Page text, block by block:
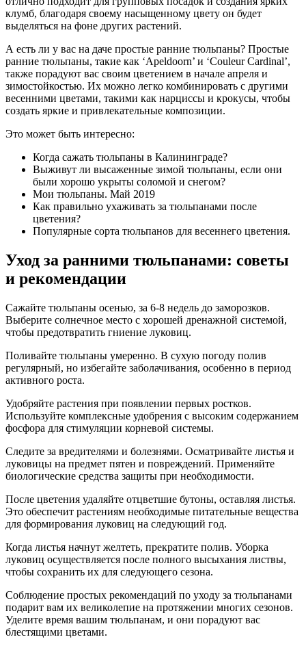
клумб, благодаря своему насыщенному цвету он будет
выделяться на фоне других растений.
А есть ли у вас на даче простые ранние тюльпаны? Простые
ранние тюльпаны, такие как ‘Apeldoorn’ и ‘Couleur Cardinal’,
также порадуют вас своим цветением в начале апреля и
зимостойкостью. Их можно легко комбинировать с другими
весенними цветами, такими как нарциссы и крокусы, чтобы
создать яркие и привлекательные композиции.
Это может быть интересно:
Когда сажать тюльпаны в Калининграде?
Выживут ли высаженные зимой тюльпаны, если они
были хорошо укрыты соломой и снегом?
Мои тюльпаны. Май 2019
Как правильно ухаживать за тюльпанами после
цветения?
Популярные сорта тюльпанов для весеннего цветения.
Уход за ранними тюльпанами: советы
и рекомендации
Сажайте тюльпаны осенью, за 6-8 недель до заморозков.
Выберите солнечное место с хорошей дренажной системой,
чтобы предотвратить гниение луковиц.
Поливайте тюльпаны умеренно. В сухую погоду полив
регулярный, но избегайте заболачивания, особенно в период
активного роста.
Удобряйте растения при появлении первых ростков.
Используйте комплексные удобрения с высоким содержанием
фосфора для стимуляции корневой системы.
Следите за вредителями и болезнями. Осматривайте листья и
луковицы на предмет пятен и повреждений. Применяйте
биологические средства защиты при необходимости.
После цветения удаляйте отцветшие бутоны, оставляя листья.
Это обеспечит растениям необходимые питательные вещества
для формирования луковиц на следующий год.
Когда листья начнут желтеть, прекратите полив. Уборка
луковиц осуществляется после полного высыхания листвы,
чтобы сохранить их для следующего сезона.
Соблюдение простых рекомендаций по уходу за тюльпанами
подарит вам их великолепие на протяжении многих сезонов.
Уделите время вашим тюльпанам, и они порадуют вас
блестящими цветами.